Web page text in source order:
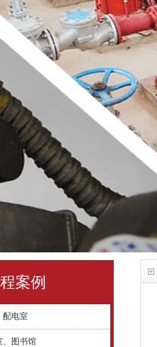
案例
配电室
、图书馆